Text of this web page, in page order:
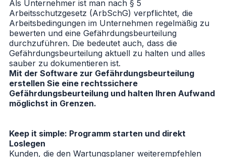
Als Unternehmer ist man nach § 5
Arbeitsschutzgesetz (ArbSchG) verpflichtet, die
Arbeitsbedingungen im Unternehmen regelmäßig zu
bewerten und eine Gefährdungsbeurteilung
durchzuführen. Die bedeutet auch, dass die
Gefährdungsbeurteilung aktuell zu halten und alles
sauber zu dokumentieren ist.
Mit der Software zur Gefährdungsbeurteilung
erstellen Sie eine rechtssichere
Gefährdungsbeurteilung und halten Ihren Aufwand
möglichst in Grenzen.
Keep it simple: Programm starten und direkt
Loslegen
Kunden, die den Wartungsplaner weiterempfehlen